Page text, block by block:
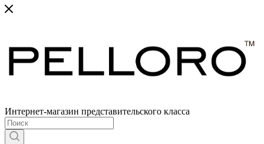
Интернет-магазин представительского класса